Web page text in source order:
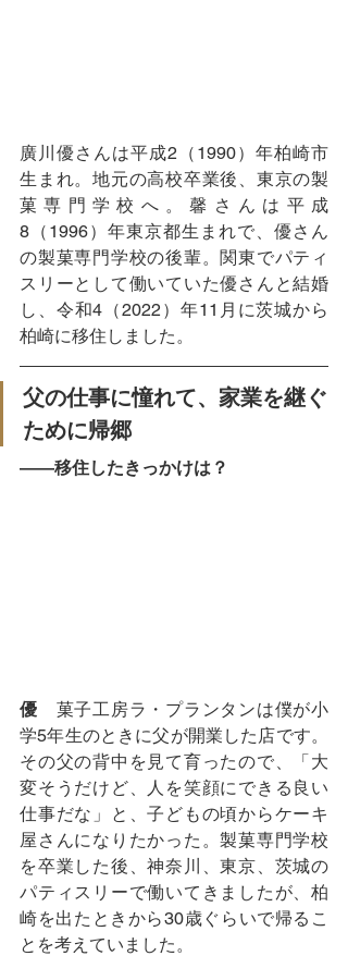
廣川優さんは平成2（1990）年柏崎市
生まれ。地元の高校卒業後、東京の製
菓専門学校へ。馨さんは平成
8（1996）年東京都生まれで、優さん
の製菓専門学校の後輩。関東でパティ
スリーとして働いていた優さんと結婚
し、令和4（2022）年11月に茨城から
柏崎に移住しました。
父の仕事に憧れて、家業を継ぐ
ために帰郷
――移住したきっかけは？
優 菓子工房ラ・プランタンは僕が小
学5年生のときに父が開業した店です。
その父の背中を見て育ったので、「大
変そうだけど、人を笑顔にできる良い
仕事だな」と、子どもの頃からケーキ
屋さんになりたかった。製菓専門学校
を卒業した後、神奈川、東京、茨城の
パティスリーで働いてきましたが、柏
崎を出たときから30歳ぐらいで帰るこ
とを考えていました。